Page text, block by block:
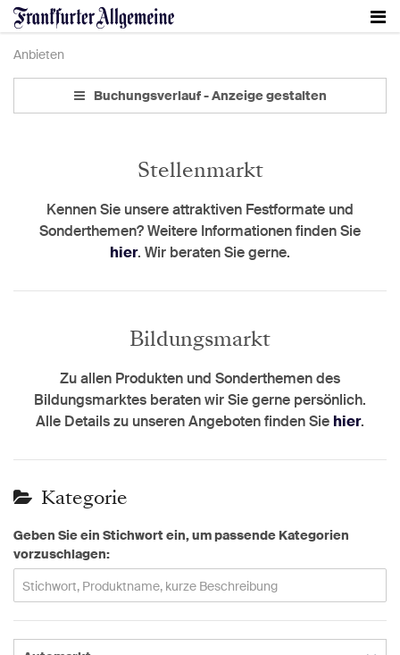
Anbieten
Buchungsverlauf -Anzeige gestalten
Stellenmarkt
Kennen Sie unsere attraktiven Festformate und
Sonderthemen? Weitere Informationen finden Sie
hier. Wir beraten Sie gerne.
Bildungsmarkt
Zu allen Produkten und Sonderthemen des
Bildungsmarktes beraten wir Sie gerne persönlich.
Alle Details zu unseren Angeboten finden Sie hier.
Kategorie
Geben Sie ein Stichwort ein, um passende Kategorien
vorzuschlagen: